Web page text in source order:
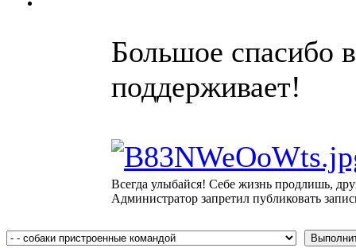
Большое спасибо
поддерживает!
Всегда улыбайся! Себе жизнь продлишь,
Администратор запретил публиковать